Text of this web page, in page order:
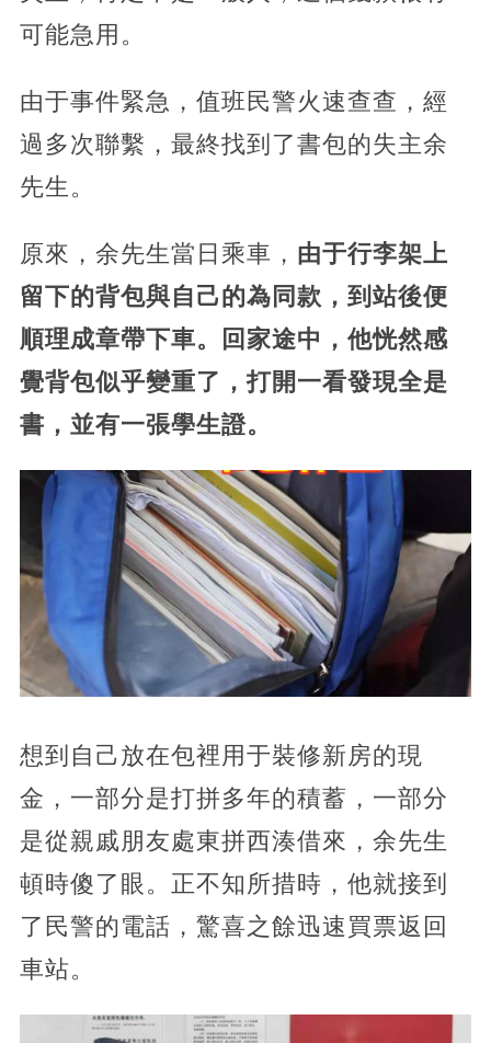
可能急用。
由于事件緊急，值班民警火速查查，經
過多次聯繫，最終找到了書包的失主余
先生。
原來，余先生當日乘車， 由于行李架上
留下的背包與自己的為同款，到站後便
順理成章帶下車。回家途中，他恍然感
覺背包似乎變重了，打開一看發現全是
書，並有一張學生證。
想到自己放在包裡用于裝修新房的現
金，一部分是打拼多年的積蓄，一部分
是從親戚朋友處東拼西湊借來，余先生
頓時傻了眼。正不知所措時，他就接到
了民警的電話，驚喜之餘迅速買票返回
車站。